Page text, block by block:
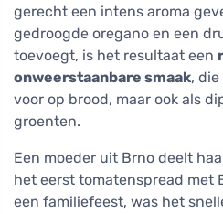
gerecht een intens aroma
gedroogde oregano en een
toevoegt, is het resultaat een
onweerstaanbare smaak,
voor op brood, maar ook als
groenten.
Een moeder uit Brno deelt
het eerst tomatenspread met
een familiefeest, was het